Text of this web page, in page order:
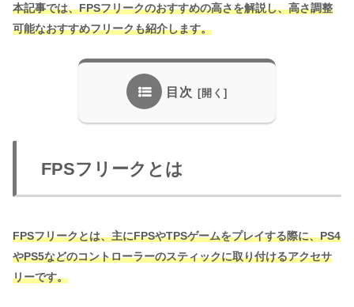
本記事では、FPSフリークのおすすめの高さを解説し、高さ調整
可能なおすすめフリークも紹介します。
目次
FPSフリークとは
FPSフリークとは、主にFPSやTPSゲームをプレイする際に、PS4
やPS5などのコントローラーのスティックに取り付けるアクセサ
リーです。